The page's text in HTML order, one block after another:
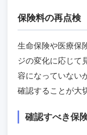
保険料の再点検
生命保険や医療保
ジの変化に応じて
容になっていない
確認することが大
確認すべき保